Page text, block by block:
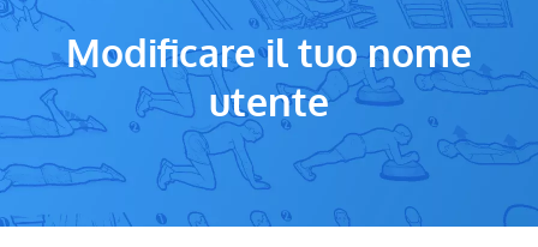
Funzionalità
Prezzi
Supporto
Modificare il tuo nome
utente